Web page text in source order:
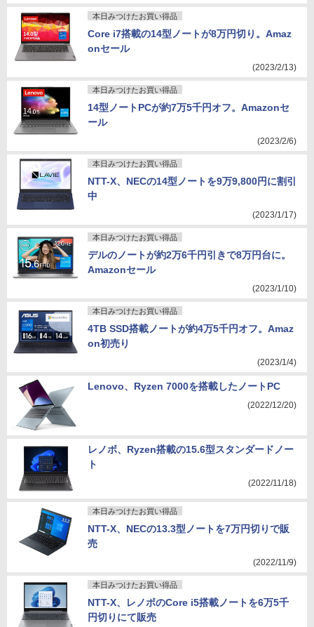
本日みつけたお買い得品
Core i7搭載の14型ノートが8万円切り。Amaz
onセール
(2023/2/13)
本日みつけたお買い得品
14型ノートPCが約7万5千円オフ。Amazonセ
ール
(2023/2/6)
本日みつけたお買い得品
NTT-X、NECの14型ノートを9万9,800円に割引
中
(2023/1/17)
本日みつけたお買い得品
デルのノートが約2万6千円引きで8万円台に。
Amazonセール
(2023/1/10)
本日みつけたお買い得品
4TB SSD搭載ノートが約4万5千円オフ。Amaz
on初売り
(2023/1/4)
Lenovo、Ryzen 7000を搭載したノートPC
(2022/12/20)
レノボ、Ryzen搭載の15.6型スタンダードノー
ト
(2022/11/18)
本日みつけたお買い得品
NTT-X、NECの13.3型ノートを7万円切りで販
売
(2022/11/9)
本日みつけたお買い得品
NTT-X、レノボのCore i5搭載ノートを6万5千
円切りにて販売